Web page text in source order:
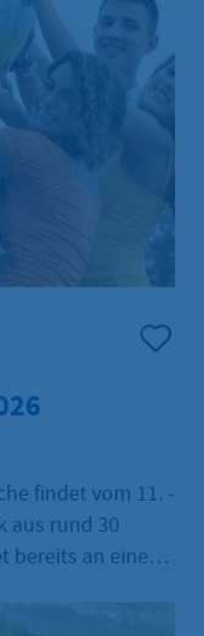
findet vom 11. -
aus rund 30
bereits an einem